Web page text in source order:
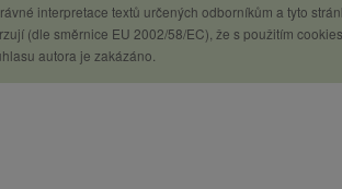
interpretace textů určených odborníkům a tyto
(dle směrnice EU 2002/58/EC), že s použitím
autora je zakázáno.